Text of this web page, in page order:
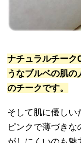
ナチュラルチーク
うなブルベの肌
のチークです。
そして肌に優しい
ピンクで薄づき